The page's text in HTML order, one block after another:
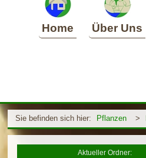
Home Über Uns
Sie befinden sich hier: Pflanzen >
Aktueller Ordner: